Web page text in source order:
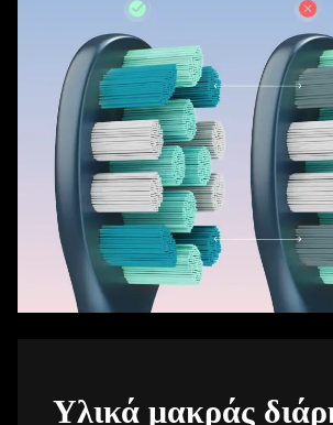
Υλικά μακράς